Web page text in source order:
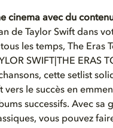
cinema avec du
de Taylor Swift dans
les temps, The Eras
SWIFT|THE ERAS
cette setlist
vers le succès en
successifs. Avec
vous pouvez